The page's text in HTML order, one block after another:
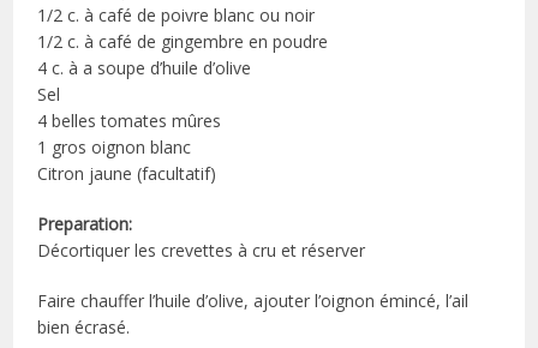
1/2 c. à café de poivre blanc ou noir
1/2 c. à café de gingembre en poudre
4 c. à a soupe d’huile d’olive
Sel
4 belles tomates mûres
1 gros oignon blanc
Citron jaune (facultatif)
Preparation:
Décortiquer les crevettes à cru et réserver
Faire chauffer l’huile d’olive, ajouter l’oignon émincé, l’ail
bien écrasé.